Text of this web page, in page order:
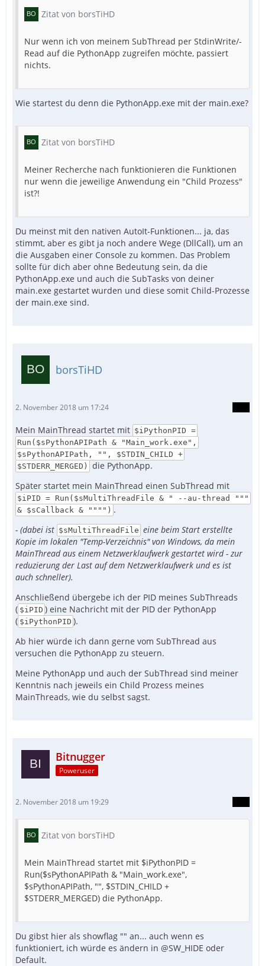
Zitat von borsTiHD
Nur wenn ich von meinem SubThread per StdinWrite/-
Read auf die PythonApp zugreifen möchte, passiert
nichts.
Wie startest du denn die PythonApp.exe mit der main.exe?
Zitat von borsTiHD
Meiner Recherche nach funktionieren die Funktionen
nur wenn die jeweilige Anwendung ein "Child Prozess"
ist?!
Du meinst mit den nativen AutoIt-Funktionen... ja, das
stimmt, aber es gibt ja noch andere Wege (DllCall), um an
die Ausgaben einer Console zu kommen. Das Problem
sollte für dich aber ohne Bedeutung sein, da die
PythonApp.exe und auch die SubTasks von deiner
main.exe gestartet wurden und diese somit Child-Prozesse
der main.exe sind.
borsTiHD
2. November 2018 um 17:24
Mein MainThread startet mit $iPythonPID =
Run($sPythonAPIPath & "Main_work.exe",
$sPythonAPIPath, "", $STDIN_CHILD +
$STDERR_MERGED)
die PythonApp.
Später startet mein MainThread einen SubThread mit
$iPID = Run($sMultiThreadFile & " --au-thread """
& $sCallback & """") .
- (dabei ist $sMultiThreadFile eine beim Start erstellte
Kopie im lokalen "Temp-Verzeichnis" von Windows, da mein
MainThread aus einem Netzwerklaufwerk gestartet wird - zur
reduzierung der Last auf dem Netzwerklaufwerk und es ist
auch schneller).
Anschließend übergebe ich der PID meines SubThreads
( $iPID ) eine Nachricht mit der PID der PythonApp
( $iPythonPID ).
Ab hier würde ich dann gerne vom SubThread aus
versuchen die PythonApp zu steuern.
Meine PythonApp und auch der SubThread sind meiner
Kenntnis nach jeweils ein Child Prozess meines
MainThreads, wie du selbst sagst.
Bitnugger
Poweruser
2. November 2018 um 19:29
Zitat von borsTiHD
Mein MainThread startet mit $iPythonPID =
Run($sPythonAPIPath & "Main_work.exe",
$sPythonAPIPath, "", $STDIN_CHILD +
$STDERR_MERGED) die PythonApp.
Du gibst hier als showflag "" an... auch wenn es
funktioniert, ich würde es ändern in @SW_HIDE oder
Default.